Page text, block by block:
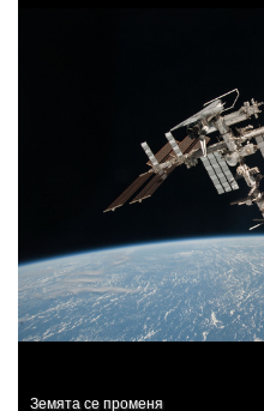
Земята се променя